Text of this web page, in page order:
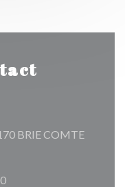
BRIE COMTE